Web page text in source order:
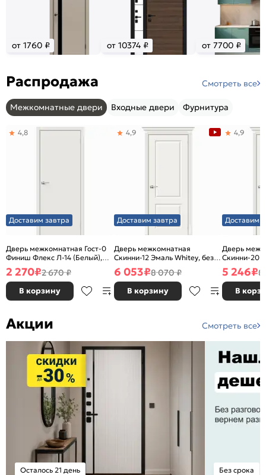
от 1760 ₽ от 10374 ₽ от 7700 ₽
Распродажа Смотреть все
Межкомнатные двери Входные двери Фурнитура
Доставим завтра
Дверь межкомнатная Гост-0
Финиш Флекс Л-14 (Белый),
глухая, каркасно-щитовая
4,8
2 270₽2 670 ₽
В корзину
Доставим завтра
Дверь межкомнатная
Скинни-12 Эмаль Whitey, без
декора, глухая, без стекла,
без кромки, скиновая
4,9
6 053₽8 070 ₽
В корзину
Доставим
Дверь
Скинни-20
декора,
без кромки,
4,9
5 246₽8
В
Акции Смотреть все
Осталось 21 день Без срока